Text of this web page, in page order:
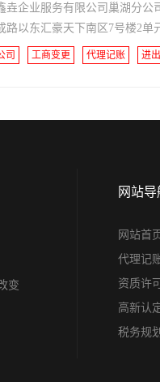
垚企业服务有限公司巢湖分公
路以东汇豪天下南区7号楼2单
司 工商变更 代理记账 进
变
网站导
网站首
代理记
资质许可
高新认
税务规划